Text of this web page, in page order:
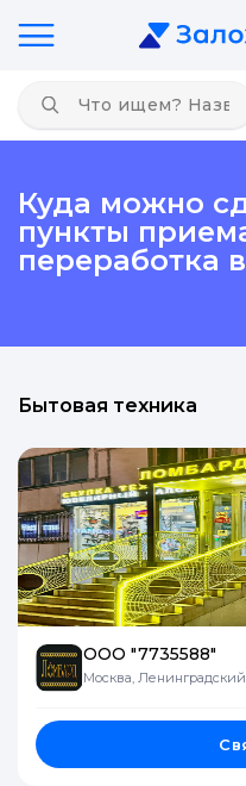
Куда можно
пункты
переработка в
Бытовая техника
ООО "7735588"
Москва, Ленинградский